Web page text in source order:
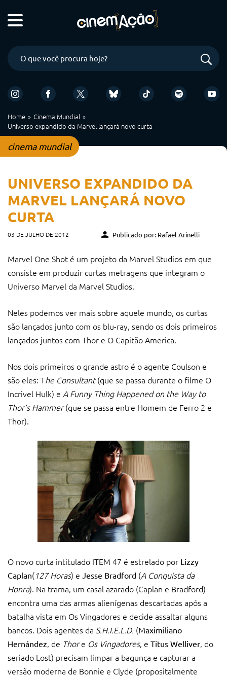
Home
Cinema Mundial
Universo expandido da Marvel lançará novo curta
cinema mundial
UNIVERSO EXPANDIDO DA
MARVEL LANÇARÁ NOVO
CURTA
03 DE JULHO DE 2012 Publicado por: Rafael Arinelli
Marvel One Shot é um projeto da Marvel Studios em que
consiste em produzir curtas metragens que integram o
Universo Marvel da Marvel Studios.
Neles podemos ver mais sobre aquele mundo, os curtas
são lançados junto com os blu-ray, sendo os dois primeiros
lançados juntos com Thor e O Capitão America.
Nos dois primeiros o grande astro é o agente Coulson e
são eles: The Consultant(que se passa durante o filme O
Incrivel Hulk) e A Funny Thing Happened on the Way to
Thor’s Hammer(que se passa entre Homem de Ferro 2 e
Thor).
O novo curta intitulado ITEM 47 é estrelado por Lizzy
Caplan(127 Horas) e Jesse Bradford (A Conquista da
Honra). Na trama, um casal azarado (Caplan e Bradford)
encontra uma das armas alienígenas descartadas após a
batalha vista em Os Vingadores e decide assaltar alguns
bancos. Dois agentes da S.H.I.E.L.D. (Maximiliano
Hernández, de Thore Os Vingadores, e Titus Welliver, do
seriado Lost) precisam limpar a bagunça e capturar a
versão moderna de Bonnie e Clyde (propositalmente